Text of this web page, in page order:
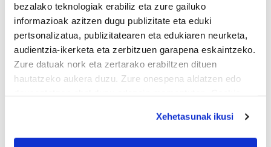
bezalako teknologiak erabiliz eta zure gailuko
informazioak azitzen dugu publizitate eta eduki
pertsonalizatua, publizitatearen eta edukiaren neurketa,
audientzia-ikerketa eta zerbitzuen garapena eskaintzeko.
Zure datuak nork eta zertarako erabiltzen dituen
hautatzeko aukera duzu. Zure onespena aldatzen edo
If you allow, we would also like to:
Xehetasunak ikusi